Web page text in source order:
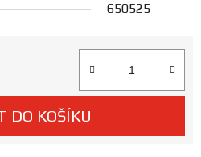
650525
DO KOŠÍKU